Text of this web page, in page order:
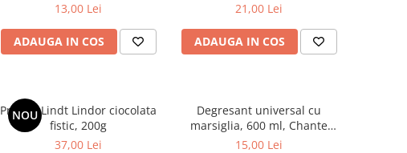
13,00 Lei
ADAUGA IN COS
21,00 Lei
ADAUGA IN COS
NOU
Praline Lindt Lindor ciocolata
fistic, 200g
37,00 Lei
Degresant universal cu
marsiglia, 600 ml, Chante
Clair
15,00 Lei